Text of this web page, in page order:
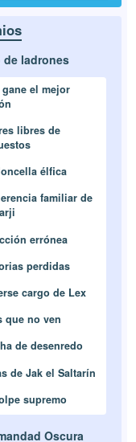
de ladrones
gane el mejor
libres de
élfica
familiar de
errónea
perdidas
cargo de Lex
que no ven
de desenredo
de Jak el Saltarín
supremo
Oscura